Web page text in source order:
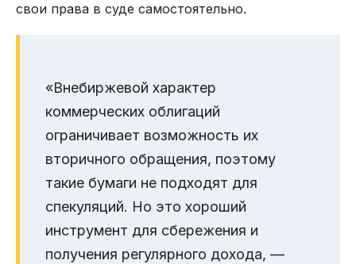
свои права в суде самостоятельно.
«Внебиржевой характер
коммерческих облигаций
ограничивает возможность их
вторичного обращения, поэтому
такие бумаги не подходят для
спекуляций. Но это хороший
инструмент для сбережения и
получения регулярного дохода, —